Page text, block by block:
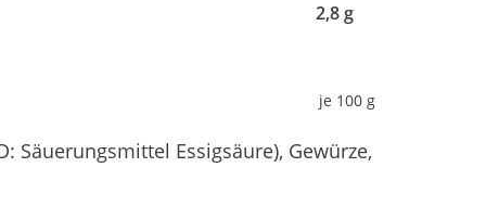
2,8 g
je 100 g
Säuerungsmittel Essigsäure), Gewürze,